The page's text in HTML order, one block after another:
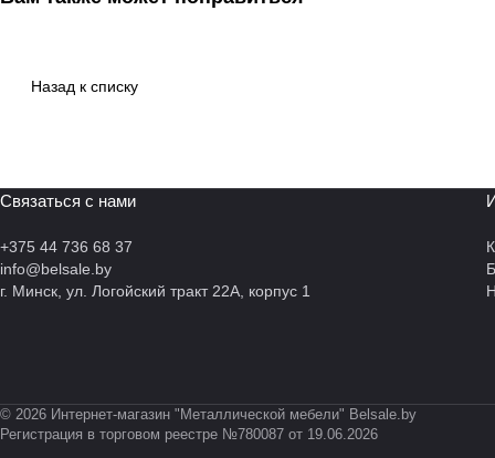
Назад к списку
Связаться с нами
+375 44 736 68 37
info@belsale.by
г. Минск, ул. Логойский тракт 22А, корпус 1
© 2026 Интернет-магазин "Металлической мебели" Belsale.by
Регистрация в торговом реестре №780087 от 19.06.2026